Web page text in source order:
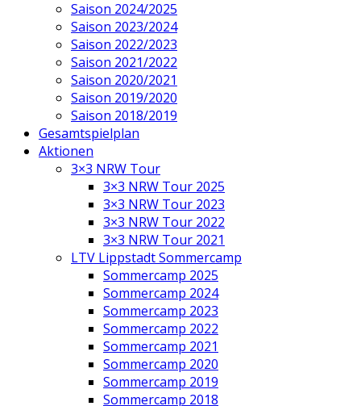
Saison 2024/2025
Saison 2023/2024
Saison 2022/2023
Saison 2021/2022
Saison 2020/2021
Saison 2019/2020
Saison 2018/2019
Gesamtspielplan
Aktionen
3×3 NRW Tour
3×3 NRW Tour 2025
3×3 NRW Tour 2023
3×3 NRW Tour 2022
3×3 NRW Tour 2021
LTV Lippstadt Sommercamp
Sommercamp 2025
Sommercamp 2024
Sommercamp 2023
Sommercamp 2022
Sommercamp 2021
Sommercamp 2020
Sommercamp 2019
Sommercamp 2018